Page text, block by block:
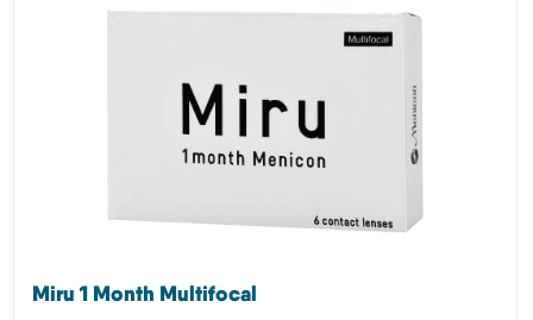
Miru 1 Month Multifocal